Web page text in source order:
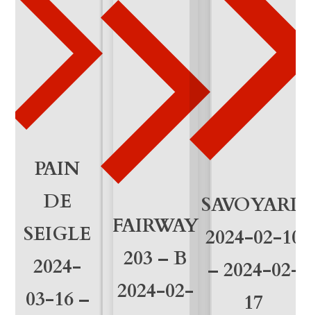
M
e
PAIN
DE
SEIGLE
2024-
03-16 –
FAIRWAY
203 – B
2024-02-
SAVOYARD
2024-02-10
– 2024-02-
17